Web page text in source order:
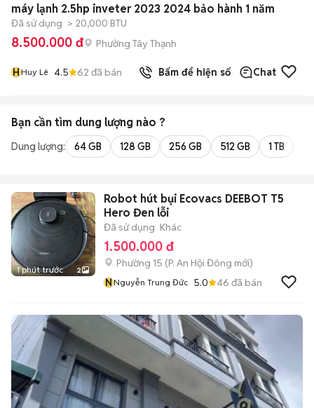
máy lạnh 2.5hp inveter 2023 2024 bảo hành 1 năm
Đã sử dụng > 20,000 BTU
8.500.000 đ Phường Tây Thạnh
HHuy Lê 4.5 62 đã bán Bấm để hiện số Chat
Bạn cần tìm dung lượng nào ?
Dung lượng: 64 GB 128 GB 256 GB 512 GB 1 TB
1 phút trước 2
Robot hút bụi Ecovacs DEEBOT T5
Hero Đen lỗi
Đã sử dụng Khác
1.500.000 đ
Phường 15 (P. An Hội Đông mới)
NNguyễn Trung Đức 5.0 46 đã bán